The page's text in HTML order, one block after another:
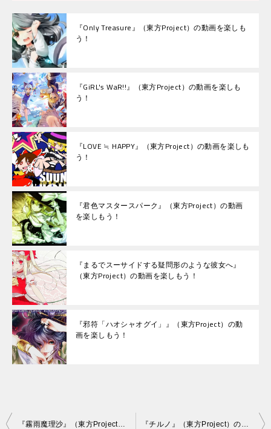
『Only Treasure』（東方Project）の動画を楽しも
う！
『GiRL's WaR!!』（東方Project）の動画を楽しも
う！
『LOVE ≒ HAPPY』（東方Project）の動画を楽しも
う！
『君色マスタースパーク』（東方Project）の動画
を楽しもう！
『まるでスーサイドする疑問形のような彼女へ』
（東方Project）の動画を楽しもう！
『邪符「ハオシャオグイ」』（東方Project）の動
画を楽しもう！
投
『霧雨魔理沙』（東方Project）の動画を楽しもう！